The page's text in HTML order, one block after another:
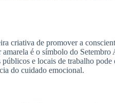
criativa de promover a
é o símbolo do Setembro
e locais de trabalho pode
do cuidado emocional.